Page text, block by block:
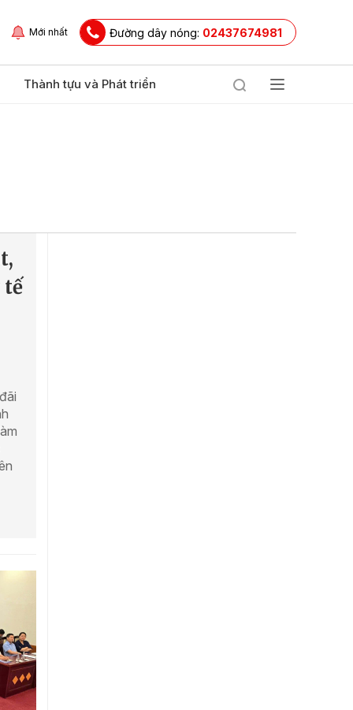
Mới nhất Đường dây nóng: 02437674981
Thành tựu và Phát triển
tế